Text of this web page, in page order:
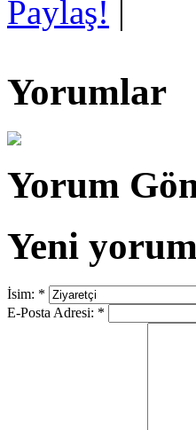
Paylaş! |
Yorumlar
Yorum
Yeni
İsim: *
E-Posta Adresi: *